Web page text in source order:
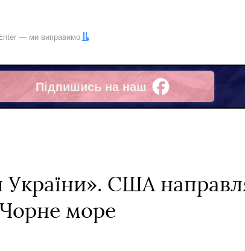
— ми виправимо
Підпишись на наш
Facebook
України». США
Чорне море